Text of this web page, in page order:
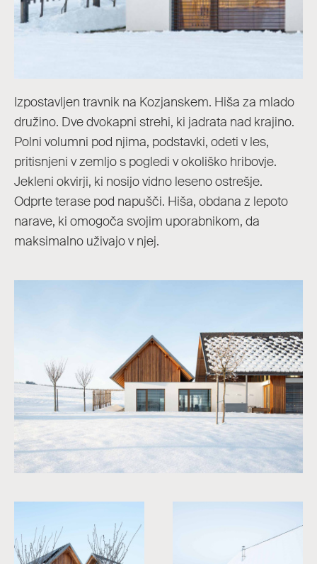
Izpostavljen travnik na Kozjanskem. Hiša za mlado
družino. Dve dvokapni strehi, ki jadrata nad krajino.
Polni volumni pod njima, podstavki, odeti v les,
pritisnjeni v zemljo s pogledi v okoliško hribovje.
Jekleni okvirji, ki nosijo vidno leseno ostrešje.
Odprte terase pod napušči. Hiša, obdana z lepoto
narave, ki omogoča svojim uporabnikom, da
maksimalno uživajo v njej.